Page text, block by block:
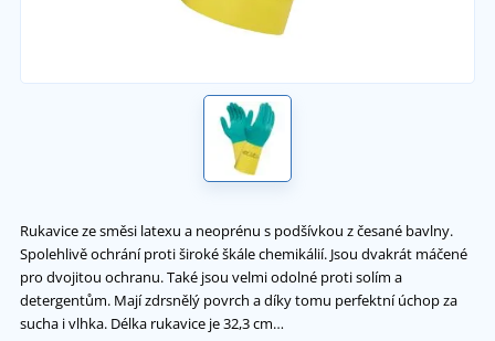
Rukavice ze směsi latexu a neoprénu s podšívkou z česané bavlny.
Spolehlivě ochrání proti široké škále chemikálií. Jsou dvakrát máčené
pro dvojitou ochranu. Také jsou velmi odolné proti solím a
detergentům. Mají zdrsnělý povrch a díky tomu perfektní úchop za
sucha i vlhka. Délka rukavice je 32,3 cm…